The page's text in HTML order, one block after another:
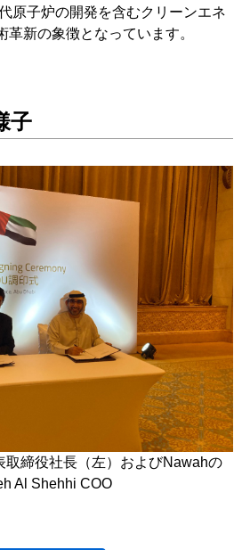
原子炉の開発を含むクリーンエネ
革新の象徴となっています。
子
取締役社長（左）およびNawahの
Al Shehhi COO